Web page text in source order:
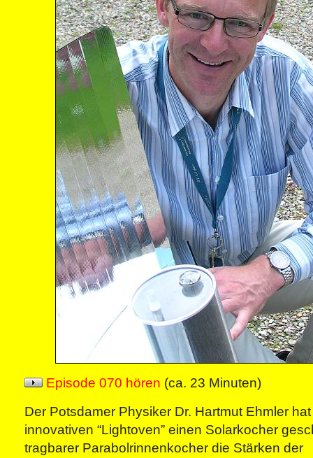
Episode 070 hören (ca. 23 Minuten)
Der Potsdamer Physiker Dr. Hartmut Ehmler
innovativen “Lightoven” einen Solarkocher
tragbarer Parabolrinnenkocher die Stärken der